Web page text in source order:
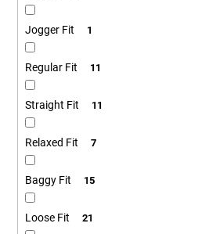
Jogger Fit 1
Regular Fit 11
Straight Fit 11
Relaxed Fit 7
Baggy Fit 15
Loose Fit 21